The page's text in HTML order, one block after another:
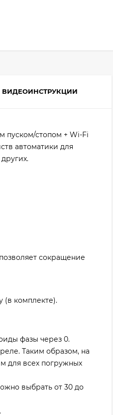
ВИДЕОИНСТРУКЦИИ
пуском/стопом + Wi-Fi
автоматики для
сокращение
(в комплекте).
фазы через 0.
Таким образом, на
для всех погружных
выбрать от 30 до